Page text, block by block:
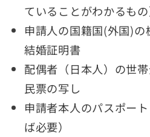
ていることがわかるもの
申請人の国籍国(外国)
結婚証明書
配偶者（日本人）の世
民票の写し
申請者本人のパスポー
ば必要）